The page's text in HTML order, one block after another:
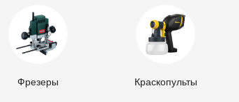
Фрезеры Краскопульты